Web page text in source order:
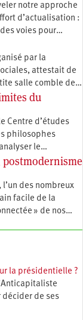
notre approche
d’actualisation :
voies pour…
par la
attestait de
salle comble de…
du
Centre d’études
philosophes
le…
postmodernisme
des nombreux
facile de la
» de nos…
la présidentielle ?
décider de ses